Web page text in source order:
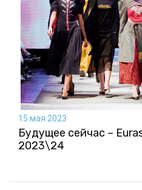
15 мая 2023
Будущее сейчас –
2023\24